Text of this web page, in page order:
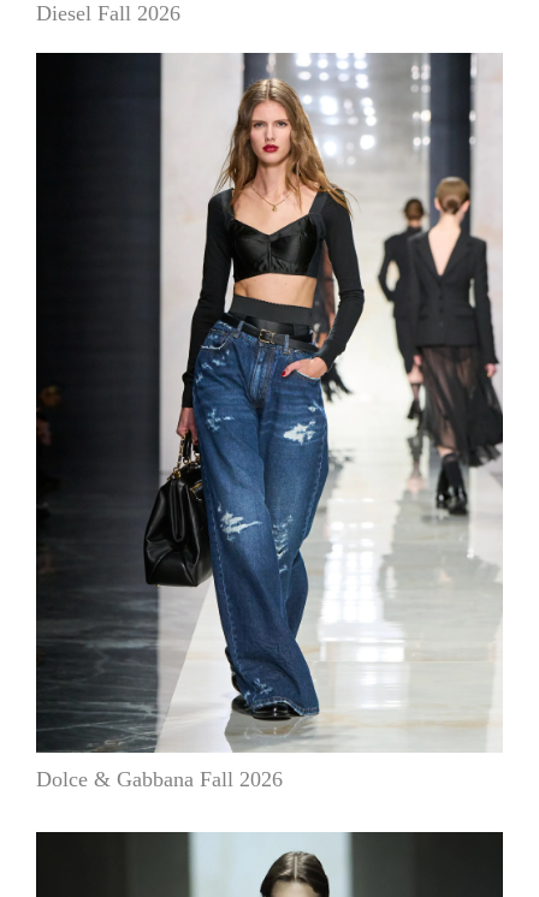
Diesel Fall 2026
Dolce & Gabbana Fall 2026